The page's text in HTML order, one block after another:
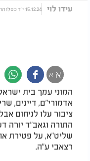
עידו לוי 15.12.24 י"ד כסלו התשפ"ה
א א
המוני עמך בית
אדמורי"ם, דיינים,
ציבור עלו לניחום
התורה וגאב”ד יורה
שליט"א, על פטירת
רצאבי ע"ה.